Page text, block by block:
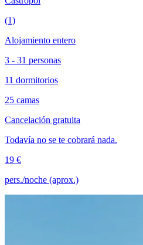
(1)
Alojamiento entero
3 - 31 personas
11 dormitorios
25 camas
Cancelación gratuita
Todavía no se te cobrará nada.
19 €
pers./noche (aprox.)